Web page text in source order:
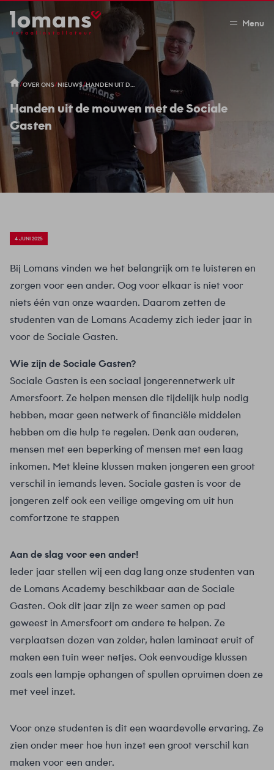
Menu
/OVER ONS/NIEUWS/ HANDEN UIT DE MOUWEN MET DE SOCIALE GASTEN
Handen uit de mouwen met de Sociale
Gasten
4 JUNI 2025
Bij Lomans vinden we het belangrijk om te luisteren en
zorgen voor een ander. Oog voor elkaar is niet voor
niets één van onze waarden. Daarom zetten de
studenten van de Lomans Academy zich ieder jaar in
voor de Sociale Gasten.
Wie zijn de Sociale Gasten?
Sociale Gasten is een sociaal jongerennetwerk uit
Amersfoort. Ze helpen mensen die tijdelijk hulp nodig
hebben, maar geen netwerk of financiële middelen
hebben om die hulp te regelen. Denk aan ouderen,
mensen met een beperking of mensen met een laag
inkomen. Met kleine klussen maken jongeren een groot
verschil in iemands leven. Sociale gasten is voor de
jongeren zelf ook een veilige omgeving om uit hun
comfortzone te stappen
Aan de slag voor een ander!
Ieder jaar stellen wij een dag lang onze studenten van
de Lomans Academy beschikbaar aan de Sociale
Gasten. Ook dit jaar zijn ze weer samen op pad
geweest in Amersfoort om andere te helpen. Ze
verplaatsen dozen van zolder, halen laminaat eruit of
maken een tuin weer netjes. Ook eenvoudige klussen
zoals een lampje ophangen of spullen opruimen doen ze
met veel inzet.
Voor onze studenten is dit een waardevolle ervaring. Ze
zien onder meer hoe hun inzet een groot verschil kan
maken voor een ander.